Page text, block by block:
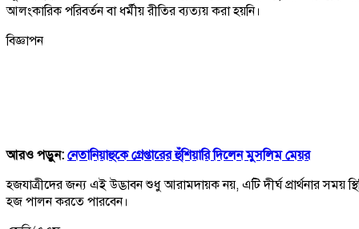
আলংকারিক পরিবর্তন বা ধর্মীয় রীতির ব্যত্যয় করা হয়নি।
বিজ্ঞাপন
আরও পড়ুন: নেতানিয়াহুকে গ্রেপ্তারের হুঁশিয়ারি দিলেন মুসলিম মেয়র
হজযাত্রীদের জন্য এই উদ্ভাবন শুধু আরামদায়ক নয়, এটি দীর্ঘ প্রার্থনার
হজ পালন করতে পারবেন।